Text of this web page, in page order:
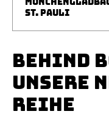
ST. PAULI
BEHIND
UNSERE
REIHE